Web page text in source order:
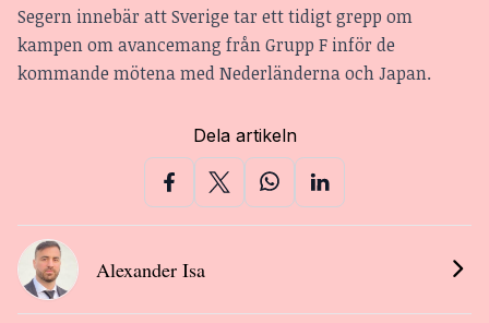
Segern innebär att Sverige tar ett tidigt grepp om
kampen om avancemang från Grupp F inför de
kommande mötena med Nederländerna och Japan.
Dela artikeln
Alexander Isa